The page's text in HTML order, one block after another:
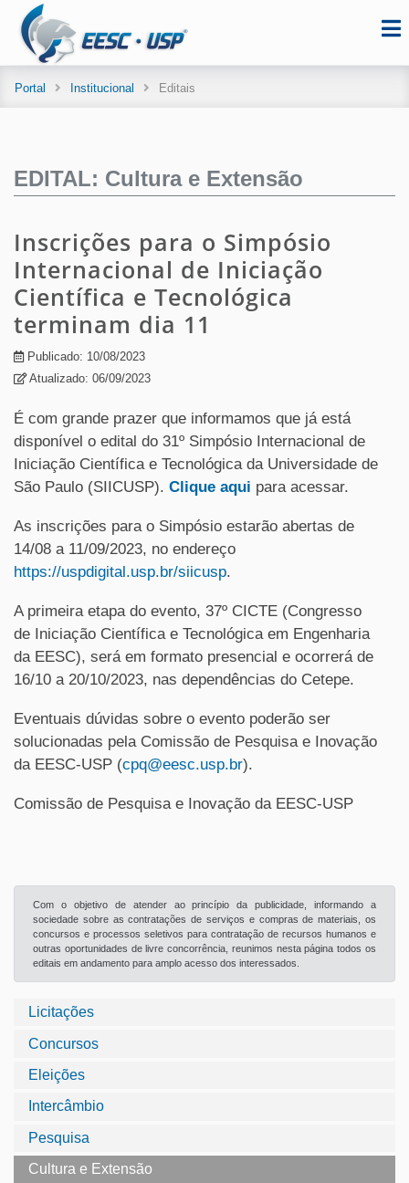
Portal Institucional Editais
Licitações
Concursos
Eleições
Intercâmbio
Pesquisa
Cultura e Extensão
EDITAL: Cultura e Extensão
Inscrições para o Simpósio
Internacional de Iniciação
Científica e Tecnológica
terminam dia 11
Publicado: 10/08/2023
Atualizado: 06/09/2023
É com grande prazer que informamos que já está
disponível o edital do 31º Simpósio Internacional de
Iniciação Científica e Tecnológica da Universidade de
São Paulo (SIICUSP). Clique aqui para acessar.
As inscrições para o Simpósio estarão abertas de
14/08 a 11/09/2023, no endereço
https://uspdigital.usp.br/siicusp.
A primeira etapa do evento, 37º CICTE (Congresso
de Iniciação Científica e Tecnológica em Engenharia
da EESC), será em formato presencial e ocorrerá de
16/10 a 20/10/2023, nas dependências do Cetepe.
Eventuais dúvidas sobre o evento poderão ser
solucionadas pela Comissão de Pesquisa e Inovação
da EESC-USP (cpq@eesc.usp.br).
Comissão de Pesquisa e Inovação da EESC-USP
Com o objetivo de atender ao princípio da publicidade, informando a
sociedade sobre as contratações de serviços e compras de materiais, os
concursos e processos seletivos para contratação de recursos humanos e
outras oportunidades de livre concorrência, reunimos nesta página todos os
editais em andamento para amplo acesso dos interessados.